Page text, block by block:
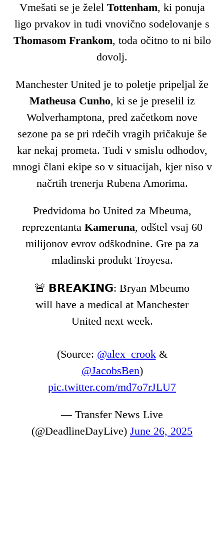
Vmešati se je želel Tottenham, ki ponuja
ligo prvakov in tudi vnovično sodelovanje s
Thomasom Frankom, toda očitno to ni bilo
dovolj.
Manchester United je to poletje pripeljal že
Matheusa Cunho, ki se je preselil iz
Wolverhamptona, pred začetkom nove
sezone pa se pri rdečih vragih pričakuje še
kar nekaj prometa. Tudi v smislu odhodov,
mnogi člani ekipe so v situacijah, kjer niso v
načrtih trenerja Rubena Amorima.
Predvidoma bo United za Mbeuma,
reprezentanta Kameruna, odštel vsaj 60
milijonov evrov odškodnine. Gre pa za
mladinski produkt Troyesa.
🚨 𝗕𝗥𝗘𝗔𝗞𝗜𝗡𝗚: Bryan Mbeumo
will have a medical at Manchester
United next week.
(Source: @alex_crook&
@JacobsBen)
pic.twitter.com/md7o7rJLU7
— Transfer News Live
(@DeadlineDayLive) June 26, 2025